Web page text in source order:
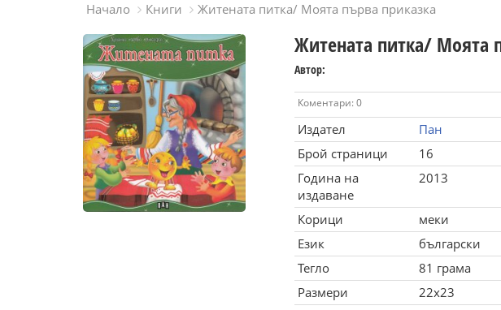
Начало Книги Житената питка/ Моята първа приказка
Житената питка/ Моята
Автор:
Коментари: 0
Издател
Пан
Брой страници
16
Година на
издаване
2013
Корици
меки
Език
български
Тегло
81 грама
Размери
22x23